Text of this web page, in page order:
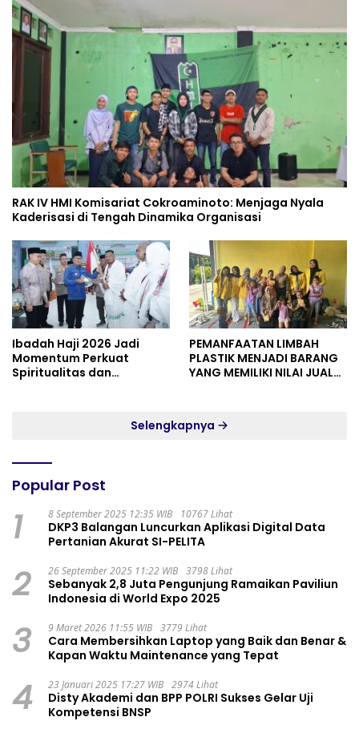
RAK IV HMI Komisariat Cokroaminoto: Menjaga Nyala
Kaderisasi di Tengah Dinamika Organisasi
Ibadah Haji 2026 Jadi
Momentum Perkuat
Spiritualitas dan
PEMANFAATAN LIMBAH
PLASTIK MENJADI BARANG
YANG MEMILIKI NILAI JUAL
Selengkapnya
Popular Post
1 8 September 2025 12:35 WIB 10767 Lihat
DKP3 Balangan Luncurkan Aplikasi Digital Data
Pertanian Akurat SI-PELITA
2 26 September 2025 11:22 WIB 3798 Lihat
Sebanyak 2,8 Juta Pengunjung Ramaikan Paviliun
Indonesia di World Expo 2025
3 9 Maret 2026 11:55 WIB 3779 Lihat
Cara Membersihkan Laptop yang Baik dan Benar &
Kapan Waktu Maintenance yang Tepat
4 23 Januari 2025 17:27 WIB 2974 Lihat
Disty Akademi dan BPP POLRI Sukses Gelar Uji
Kompetensi BNSP